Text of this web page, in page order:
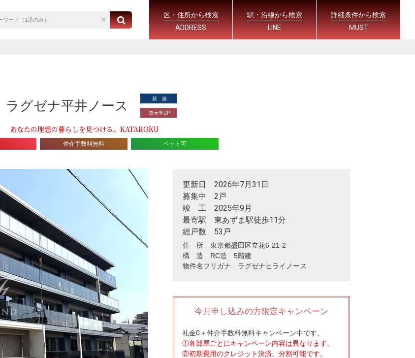
区・住所から検索
ADDRESS
駅・沿線から検索
LINE
詳細条件から検索
MUST
ラグゼナ平井ノース 新 築
還元率UP
あなたの理想の暮らしを見つける。KATAROKU
仲介手数料無料 ペット可
更新日 2026年7月31日
募集中 2戸
竣 工 2025年9月
最寄駅 東あずま駅徒歩11分
総戸数 53戸
住 所 東京都墨田区立花6-21-2
構 造 RC造 5階建
物件名フリガナ ラグゼナヒライノース
今月申し込みの方限定キャンペーン
礼金0 ＋仲介手数料無料キャンペーン中です。
①各部屋ごとにキャンペーン内容は異なります。
②初期費用のクレジット決済、分割可能です。